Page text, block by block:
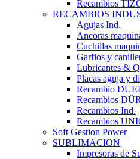
Recambios
RECAMBIOS
Agujas Ind.
Ancoras
Cuchillas
Garfios y
Lubricantes &
Placas aguja y
Recambio
Recambios
Recambios Ind.
Recambios
Soft Gestion Power
SUBLIMACION
Impresoras de